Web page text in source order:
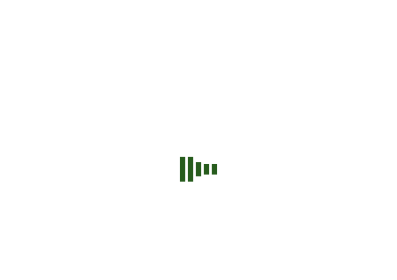
PayPal SDK konnte nicht geladen werden.